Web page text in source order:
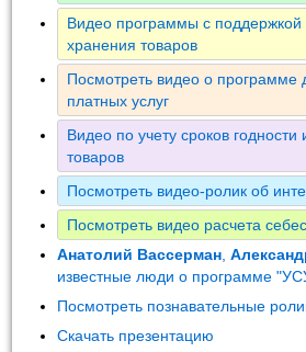
Видео программы с поддержкой
хранения товаров
Посмотреть видео о программе
платных услуг
Видео по учету сроков
товаров
Посмотреть видео-ролик об
Посмотреть видео расчета
Анатолий Вассерман ,
известные люди о программе
Посмотреть познавательные
Скачать презентацию